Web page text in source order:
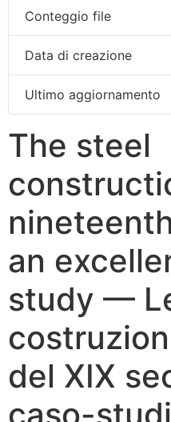
Conteggio file
Data di creazione
Ultimo aggiornamento
The steel
an
study —
del XIX